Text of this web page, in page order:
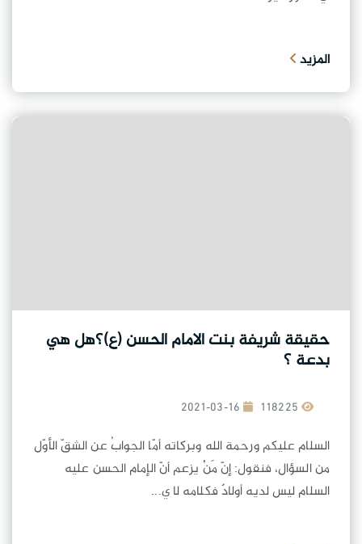
المزيد
حقيقة شريفة بنت الامام الحسن (ع)؟هل هي
بدعة ؟
السلام عليكم ورحمة الله وبركاته أمّا الجوابُ عن الشقّ الأوّل
من السؤال، فنقول: إنّ مَنْ يزعم أنّ الإمام الحسن عليه
السلام ليس لديه أولادٌ فكلامه لا ي...